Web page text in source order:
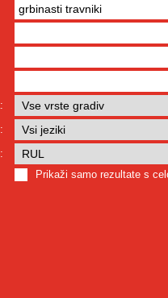
Prikaži samo rezultate s